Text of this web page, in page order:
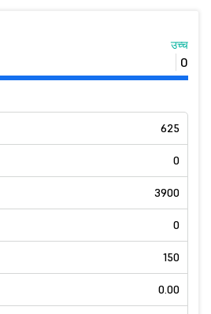
उच्च
0
625
0
3900
0
150
0.00